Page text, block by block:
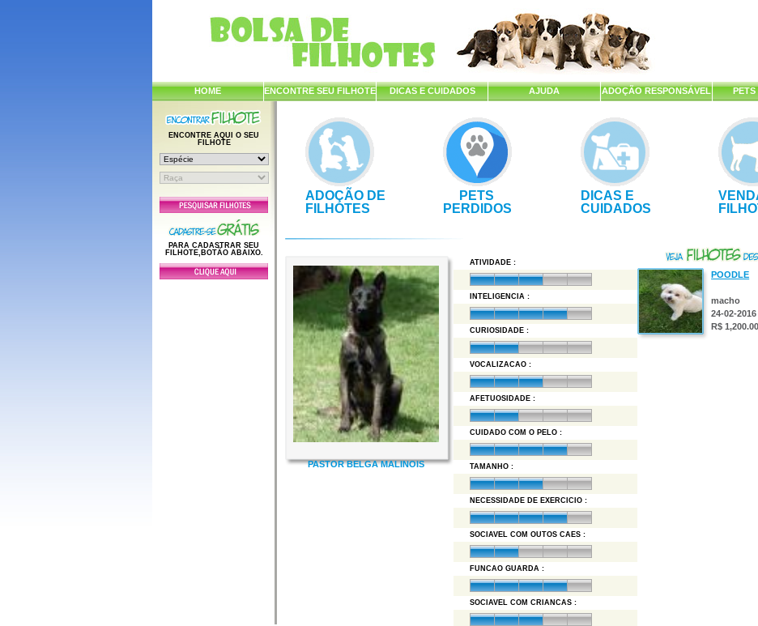
HOME ENCONTRE SEU FILHOTE DICAS E CUIDADOS AJUDA ADOÇÃO RESPONSÁVEL PETS
ENCONTRE AQUI O SEU
FILHOTE
PARA CADASTRAR SEU
FILHOTE,BOTÃO ABAIXO.
ADOÇÃO DE
FILHOTES
PETS
PERDIDOS
DICAS E
CUIDADOS
PASTOR BELGA MALINOIS
ATIVIDADE :
INTELIGENCIA :
CURIOSIDADE :
VOCALIZACAO :
AFETUOSIDADE :
CUIDADO COM O PELO :
TAMANHO :
NECESSIDADE DE EXERCICIO :
SOCIAVEL COM OUTOS CAES :
FUNCAO GUARDA :
SOCIAVEL COM CRIANCAS :
POODLE
macho
24-02-2016
R$ 1,200.00